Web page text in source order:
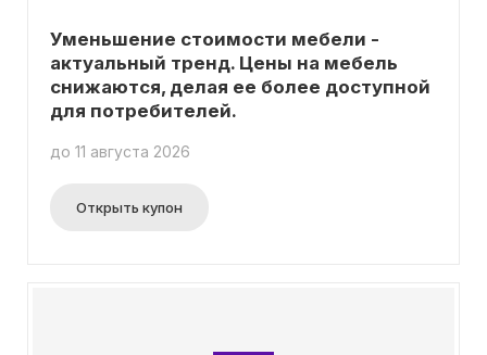
Уменьшение стоимости мебели -
актуальный тренд. Цены на мебель
снижаются, делая ее более доступной
для потребителей.
до 11 августа 2026
Открыть купон